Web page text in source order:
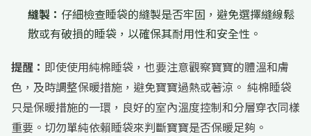
縫製： 仔細檢查睡袋的縫製是否牢固，避免選擇縫線鬆
散或有破損的睡袋，以確保其耐用性和安全性。
提醒： 即使使用純棉睡袋，也要注意觀察寶寶的體溫和膚
色，及時調整保暖措施，避免寶寶過熱或著涼。 純棉睡袋
只是保暖措施的一環，良好的室內溫度控制和分層穿衣同樣
重要。切勿單純依賴睡袋來判斷寶寶是否保暖足夠。